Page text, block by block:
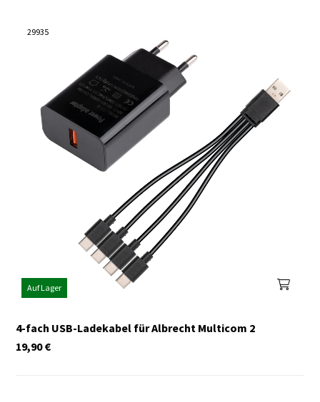
29935
Auf Lager
4-fach USB-Ladekabel für Albrecht Multicom 2
€
19,90